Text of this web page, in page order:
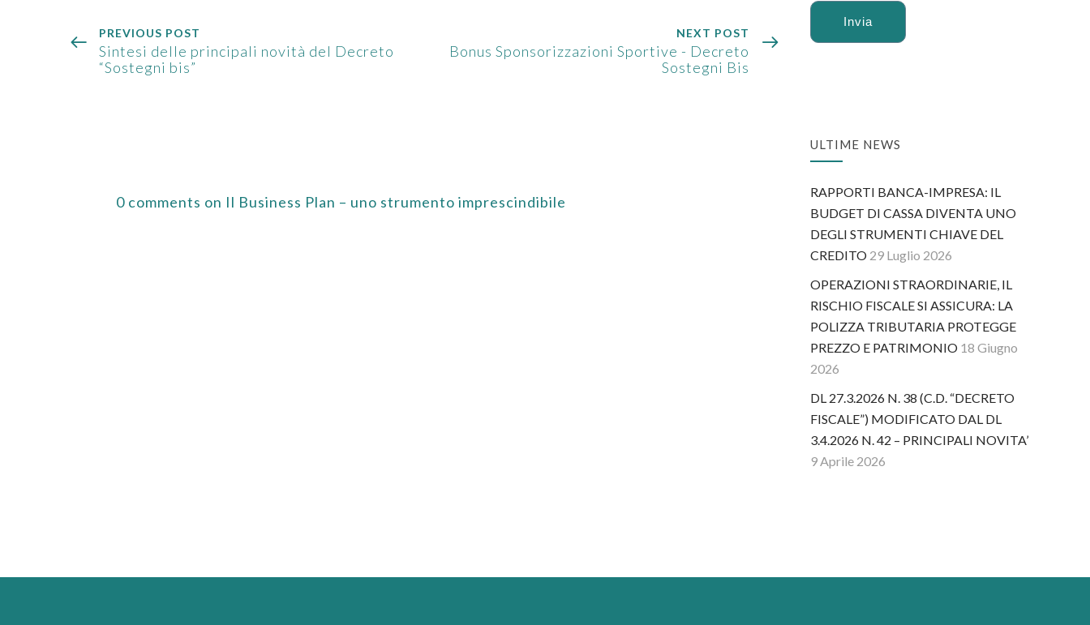
PREVIOUS POST
Sintesi delle principali novità del Decreto
“Sostegni bis”
NEXT POST
Bonus Sponsorizzazioni Sportive - Decreto
Sostegni Bis
0 comments on Il Business Plan – uno strumento imprescindibile
ULTIME NEWS
RAPPORTI BANCA-IMPRESA: IL
BUDGET DI CASSA DIVENTA UNO
DEGLI STRUMENTI CHIAVE DEL
CREDITO 29 Luglio 2026
OPERAZIONI STRAORDINARIE, IL
RISCHIO FISCALE SI ASSICURA: LA
POLIZZA TRIBUTARIA PROTEGGE
PREZZO E PATRIMONIO 18 Giugno
2026
DL 27.3.2026 N. 38 (C.D. “DECRETO
FISCALE”) MODIFICATO DAL DL
3.4.2026 N. 42 – PRINCIPALI NOVITA’
9 Aprile 2026